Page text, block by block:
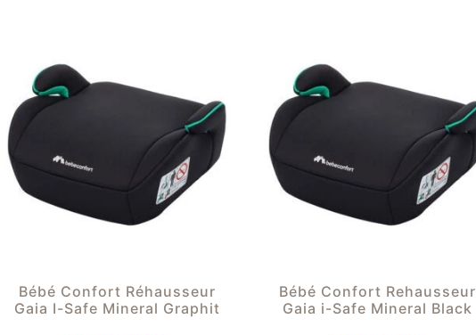
Bébé Confort Réhausseur
Gaia I-Safe Mineral Graphit
Bébé Confort Rehausseur
Gaia i-Safe Mineral Black